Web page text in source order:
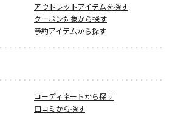
アウトレットアイテムを探す
クーポン対象から探す
予約アイテムから探す
コーディネートから探す
口コミから探す